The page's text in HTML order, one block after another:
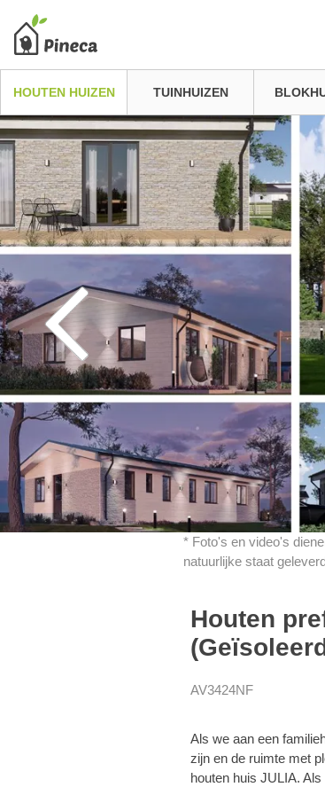
HOUTEN HUIZEN TUINHUIZEN
* Foto's en video's
natuurlijke staat
Houten
AV3424NF
Als we aan een
zijn en de ruimte met
houten huis JULIA.